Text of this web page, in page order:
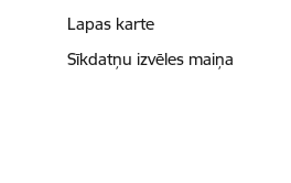
Lapas karte
Sīkdatņu izvēles maiņa